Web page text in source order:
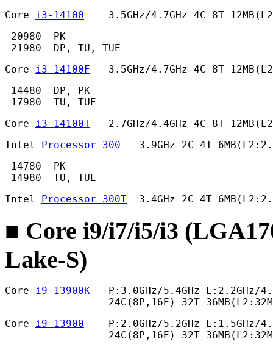
Core i3-14100
3.5GHz/4.7GHz 4C 8T
20980  PK
21980  DP, TU, TUE
Core i3-14100F
3.5GHz/4.7GHz 4C 8T
14480  DP, PK
17980  TU, TUE
Core i3-14100T
2.7GHz/4.4GHz 4C 8T
Intel Processor 300
3.9GHz 2C 4T
14780  PK
14980  TU, TUE
Intel Processor 300T
3.4GHz 2C 4T
■ Core i9/i7/i5/i3
Lake-S)
Core i9-13900K
P:3.0GHz/5.4GHz E:2.2GHz/
24C(8P,16E) 32T
Core i9-13900
P:2.0GHz/5.2GHz E:1.5GHz/
24C(8P,16E) 32T